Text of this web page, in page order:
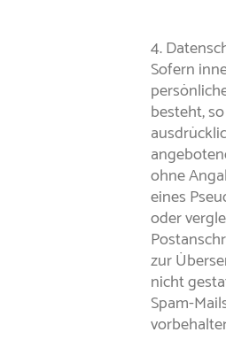
4.
Sofern
besteht,
ohne
eines
oder
zur
nicht
Spam-